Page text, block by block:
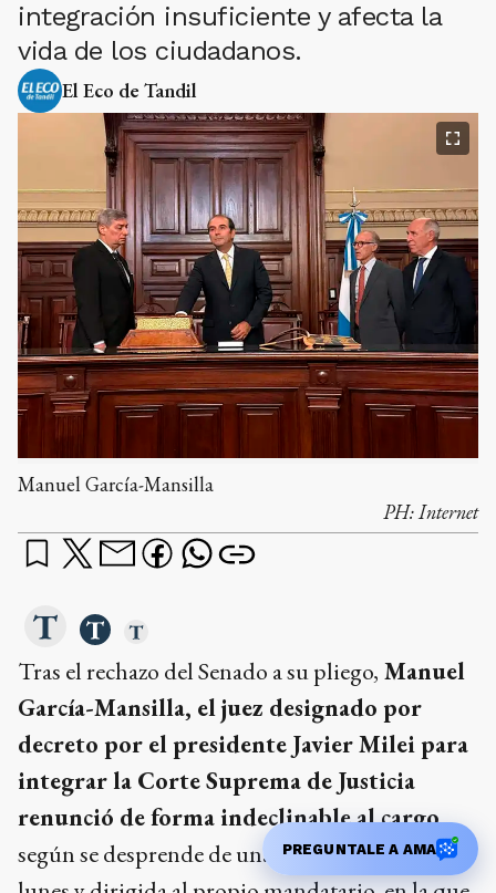
integración insuficiente y afecta la
vida de los ciudadanos.
El Eco de Tandil
Manuel García-Mansilla
PH:Internet
Tras el rechazo del Senado a su pliego, Manuel
García-Mansilla, el juez designado por
decreto por el presidente Javier Milei para
integrar la Corte Suprema de Justicia
renunció de forma indeclinable al cargo,
según se desprende de una carta presentada este
PREGUNTALE A AMA